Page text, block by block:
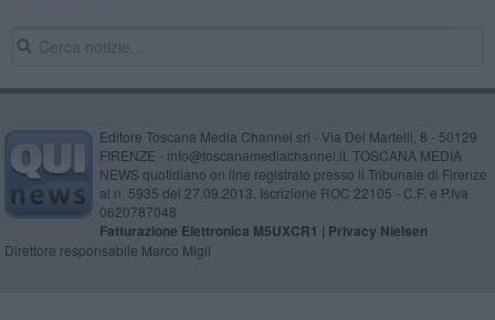
Editore Toscana Media Channel srl - Via Dei Martelli, 8 - 50129
FIRENZE - info@toscanamediachannel.it. TOSCANA MEDIA
NEWS quotidiano on line registrato presso il Tribunale di Firenze
al n. 5935 del 27.09.2013. Iscrizione ROC 22105 - C.F. e P.Iva
0620787048
Fatturazione Elettronica M5UXCR1 | Privacy Nielsen
Direttore responsabile Marco Migli